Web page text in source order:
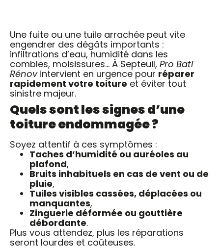
Une fuite ou une tuile arrachée peut vite
engendrer des dégâts importants :
infiltrations d’eau, humidité dans les
combles, moisissures… À Septeuil, Pro Bati
Rénovintervient en urgence pour réparer
rapidement votre toiture et éviter tout
sinistre majeur.
Quels sont les signes d’une
toiture endommagée ?
Soyez attentif à ces symptômes :
Taches d’humidité ou auréoles au
plafond,
Bruits inhabituels en cas de vent ou de
pluie,
Tuiles visibles cassées, déplacées ou
manquantes,
Zinguerie déformée ou gouttière
débordante.
Plus vous attendez, plus les réparations
seront lourdes et coûteuses.